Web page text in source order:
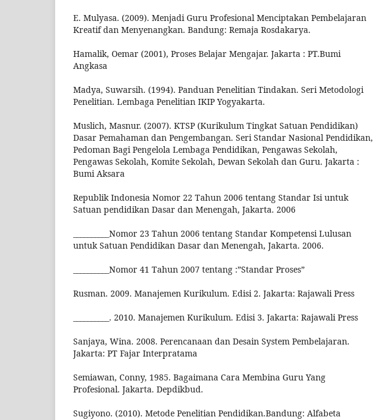
E. Mulyasa. (2009). Menjadi Guru Profesional Menciptakan Pembelajaran
Kreatif dan Menyenangkan. Bandung: Remaja Rosdakarya.
Hamalik, Oemar (2001), Proses Belajar Mengajar. Jakarta : PT.Bumi
Angkasa
Madya, Suwarsih. (1994). Panduan Penelitian Tindakan. Seri Metodologi
Penelitian. Lembaga Penelitian IKIP Yogyakarta.
Muslich, Masnur. (2007). KTSP (Kurikulum Tingkat Satuan Pendidikan)
Dasar Pemahaman dan Pengembangan. Seri Standar Nasional Pendidikan,
Pedoman Bagi Pengelola Lembaga Pendidikan, Pengawas Sekolah,
Pengawas Sekolah, Komite Sekolah, Dewan Sekolah dan Guru. Jakarta :
Bumi Aksara
Republik Indonesia Nomor 22 Tahun 2006 tentang Standar Isi untuk
Satuan pendidikan Dasar dan Menengah, Jakarta. 2006
__________Nomor 23 Tahun 2006 tentang Standar Kompetensi Lulusan
untuk Satuan Pendidikan Dasar dan Menengah, Jakarta. 2006.
__________Nomor 41 Tahun 2007 tentang :”Standar Proses”
Rusman. 2009. Manajemen Kurikulum. Edisi 2. Jakarta: Rajawali Press
__________. 2010. Manajemen Kurikulum. Edisi 3. Jakarta: Rajawali Press
Sanjaya, Wina. 2008. Perencanaan dan Desain System Pembelajaran.
Jakarta: PT Fajar Interpratama
Semiawan, Conny, 1985. Bagaimana Cara Membina Guru Yang
Profesional. Jakarta. Depdikbud.
Sugiyono. (2010). Metode Penelitian Pendidikan.Bandung: Alfabeta